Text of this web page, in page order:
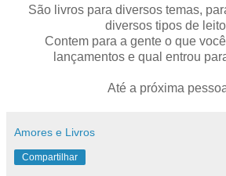
São livros para diversos temas,
diversos tipos de
Contem para a gente o que
lançamentos e qual entrou
Até a próxima
Amores e Livros
Compartilhar